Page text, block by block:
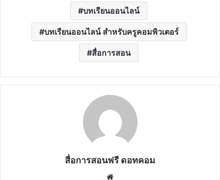
บทเรียนออนไลน์
บทเรียนออนไลน์ สำหรับครูคอมพิวเตอร์
สื่อการสอน
สื่อการสอนฟรี ดอทคอม